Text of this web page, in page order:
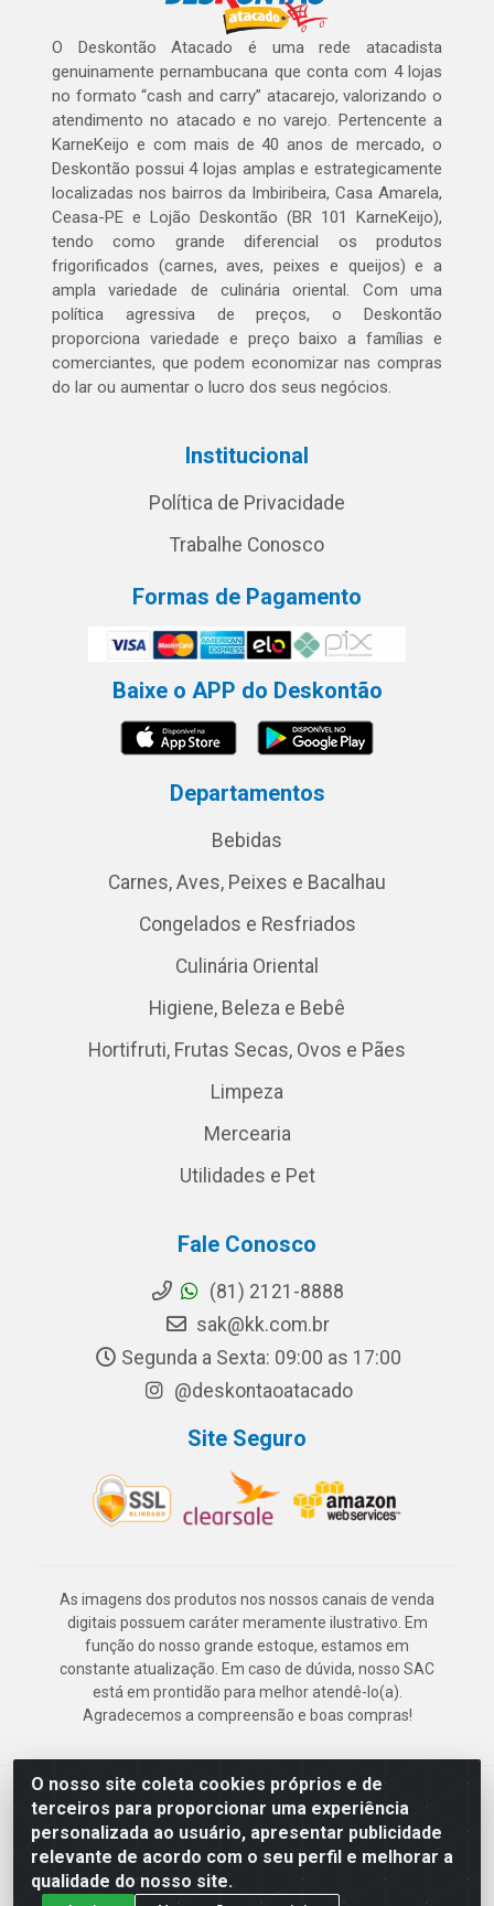
O nosso site coleta cookies próprios e de
terceiros para proporcionar uma experiência
personalizada ao usuário, apresentar publicidade
relevante de acordo com o seu perfil e melhorar a
qualidade do nosso site.
O Deskontão Atacado é uma rede atacadista
genuinamente pernambucana que conta com 4 lojas
no formato “cash and carry” atacarejo, valorizando o
atendimento no atacado e no varejo. Pertencente a
KarneKeijo e com mais de 40 anos de mercado, o
Deskontão possui 4 lojas amplas e estrategicamente
localizadas nos bairros da Imbiribeira, Casa Amarela,
Ceasa-PE e Lojão Deskontão (BR 101 KarneKeijo),
tendo como grande diferencial os produtos
frigorificados (carnes, aves, peixes e queijos) e a
ampla variedade de culinária oriental. Com uma
política agressiva de preços, o Deskontão
proporciona variedade e preço baixo a famílias e
comerciantes, que podem economizar nas compras
do lar ou aumentar o lucro dos seus negócios.
Institucional
Política de Privacidade
Trabalhe Conosco
Formas de Pagamento
Baixe o APP do Deskontão
Departamentos
Bebidas
Carnes, Aves, Peixes e Bacalhau
Congelados e Resfriados
Culinária Oriental
Higiene, Beleza e Bebê
Hortifruti, Frutas Secas, Ovos e Pães
Limpeza
Mercearia
Utilidades e Pet
Fale Conosco
(81) 2121-8888
sak@kk.com.br
Segunda a Sexta: 09:00 as 17:00
@deskontaoatacado
Site Seguro
As imagens dos produtos nos nossos canais de venda
digitais possuem caráter meramente ilustrativo. Em
função do nosso grande estoque, estamos em
constante atualização. Em caso de dúvida, nosso SAC
está em prontidão para melhor atendê-lo(a).
Agradecemos a compreensão e boas compras!
Deskontão Atacado - Av. Marechal Mascarenhas de Morais, 2471 -
Imbiribeira - Recife/PE - CEP 51.150-001 - CNPJ 24.150.377/0003-
57